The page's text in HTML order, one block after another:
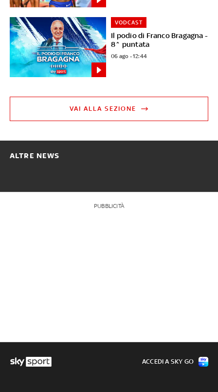
Il podio di Franco Bragagna -
8^ puntata
VODCAST
06 ago - 12:44
VAI ALLA SEZIONE
ALTRE NEWS
PUBBLICITÀ
ACCEDI A SKY GO